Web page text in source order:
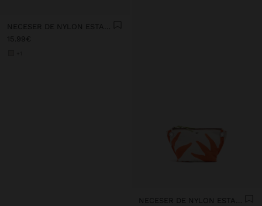
NECESER DE NYLON ESTAMPADO
15.99€
NECESER DE NYLON ESTAMPADO